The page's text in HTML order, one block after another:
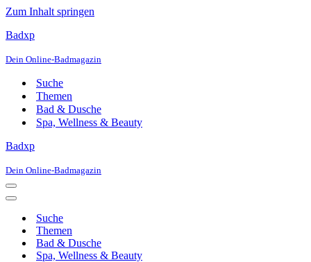
Zum Inhalt springen
Badxp
Dein Online-Badmagazin
Suche
Themen
Bad & Dusche
Spa, Wellness & Beauty
Badxp
Dein Online-Badmagazin
Navigationsmenü
Navigationsmenü
Suche
Themen
Bad & Dusche
Spa, Wellness & Beauty